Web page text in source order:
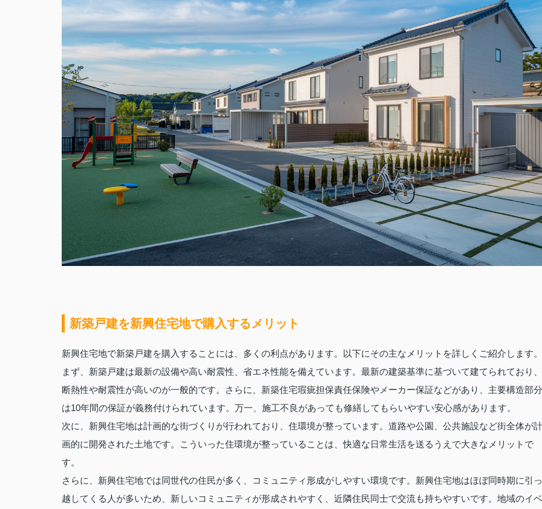
新築戸建を新興住宅地で購入するメリット
新興住宅地で新築戸建を購入することには、多くの利点があります。以下にその主なメリットを詳しくご紹介します。
まず、新築戸建は最新の設備や高い耐震性、省エネ性能を備えています。最新の建築基準に基づいて建てられており、
断熱性や耐震性が高いのが一般的です。さらに、新築住宅瑕疵担保責任保険やメーカー保証などがあり、主要構造部分
は10年間の保証が義務付けられています。万一、施工不良があっても修繕してもらいやすい安心感があります。
次に、新興住宅地は計画的な街づくりが行われており、住環境が整っています。道路や公園、公共施設など街全体が計
画的に開発された土地です。こういった住環境が整っていることは、快適な日常生活を送るうえで大きなメリットで
す。
さらに、新興住宅地では同世代の住民が多く、コミュニティ形成がしやすい環境です。新興住宅地はほぼ同時期に引っ
越してくる人が多いため、新しいコミュニティが形成されやすく、近隣住民同士で交流も持ちやすいです。地域のイベ